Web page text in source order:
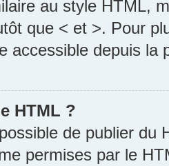
au style HTML,
que < et >. Pour
accessible depuis la
HTML ?
de publier
permises par le